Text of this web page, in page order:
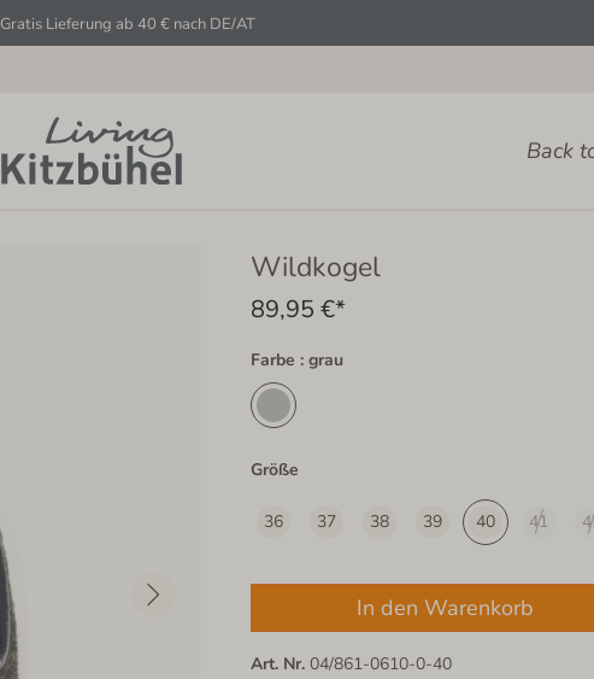
Gratis Lieferung ab 40 € nach DE/AT
Back
Wildkogel
89,95 €*
Farbe : grau
Größe
36 37 38 39 40 41
In den Warenkorb
Art. Nr. 04/861-0610-0-40